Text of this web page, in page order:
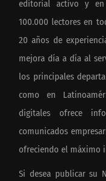
editorial activo y en
100.000 lectores en
20 años de
mejora día a día al
los principales
como en
digitales ofrece
comunicados
ofreciendo el máximo
Si desea publicar su